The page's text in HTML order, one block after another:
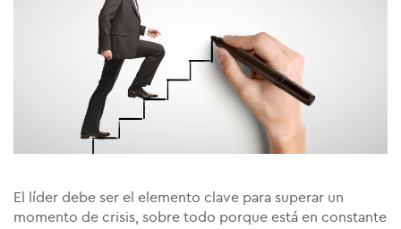
El líder debe ser el elemento clave para superar un
momento de crisis, sobre todo porque está en constante